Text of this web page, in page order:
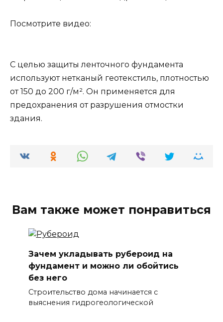
Посмотрите видео:
С целью защиты ленточного фундамента
используют нетканый геотекстиль, плотностью
от 150 до 200 г/м². Он применяется для
предохранения от разрушения отмостки
здания.
Вам также может понравиться
Зачем укладывать рубероид на
фундамент и можно ли обойтись
без него
Строительство дома начинается с
выяснения гидрогеологической